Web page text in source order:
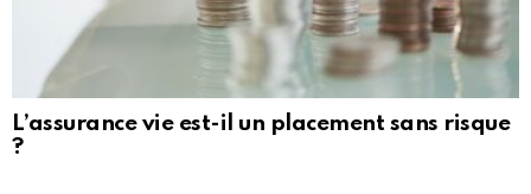
L’assurance vie est-il un placement sans risque
?